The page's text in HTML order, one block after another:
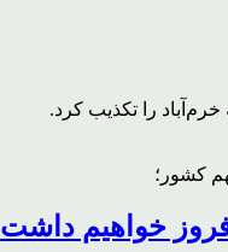
را تکذیب کرد.
کشور؛
خواهیم داشت